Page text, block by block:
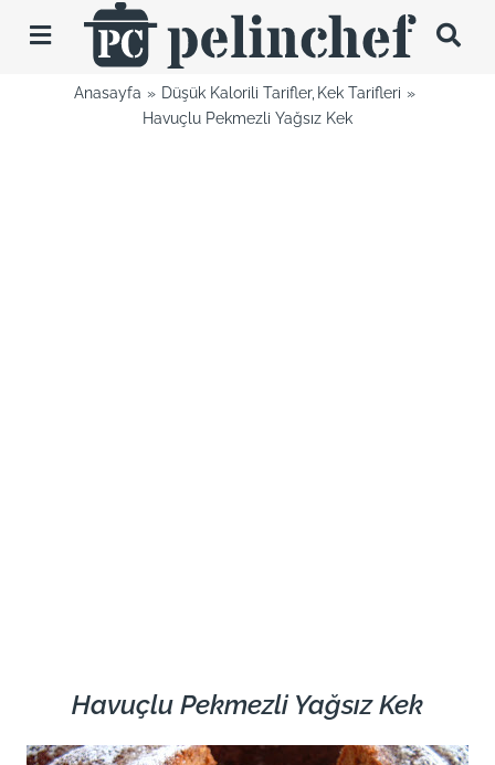
Toggle
Navigation
TariflerAnasayfa Düşük Kalorili Tarifler Kek Tarifleri
Havuçlu Pekmezli Yağsız Kek
Havuçlu Pekmezli Yağsız Kek